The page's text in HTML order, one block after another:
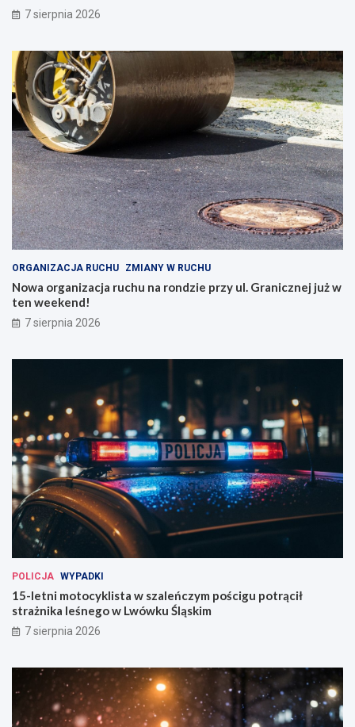
7 sierpnia 2026
ORGANIZACJA RUCHU ZMIANY W RUCHU
Nowa organizacja ruchu na rondzie przy ul. Granicznej już w
ten weekend!
7 sierpnia 2026
POLICJA WYPADKI
15-letni motocyklista w szaleńczym pościgu potrącił
strażnika leśnego w Lwówku Śląskim
7 sierpnia 2026